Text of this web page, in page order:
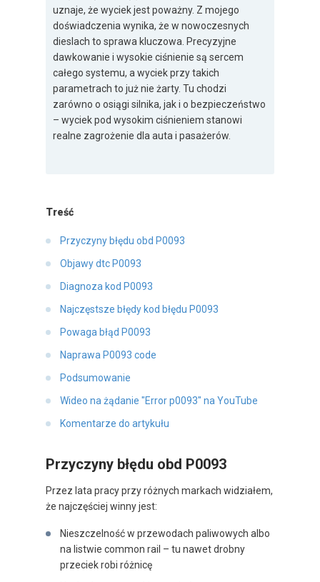
uznaje, że wyciek jest poważny. Z mojego
doświadczenia wynika, że w nowoczesnych
dieslach to sprawa kluczowa. Precyzyjne
dawkowanie i wysokie ciśnienie są sercem
całego systemu, a wyciek przy takich
parametrach to już nie żarty. Tu chodzi
zarówno o osiągi silnika, jak i o bezpieczeństwo
– wyciek pod wysokim ciśnieniem stanowi
realne zagrożenie dla auta i pasażerów.
Treść
Przyczyny błędu obd P0093
Objawy dtc P0093
Diagnoza kod P0093
Najczęstsze błędy kod błędu P0093
Powaga błąd P0093
Naprawa P0093 code
Podsumowanie
Wideo na żądanie "Error p0093" na YouTube
Komentarze do artykułu
Przyczyny błędu obd P0093
Przez lata pracy przy różnych markach widziałem,
że najczęściej winny jest:
Nieszczelność w przewodach paliwowych albo
na listwie common rail – tu nawet drobny
przeciek robi różnicę